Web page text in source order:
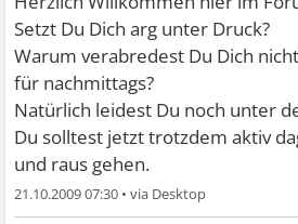
Setzt Du Dich arg unter Druck?
Warum verabredest Du Dich
für nachmittags?
Natürlich leidest Du noch unter
Du solltest jetzt trotzdem aktiv
und raus gehen.
21.10.2009 07:30 •